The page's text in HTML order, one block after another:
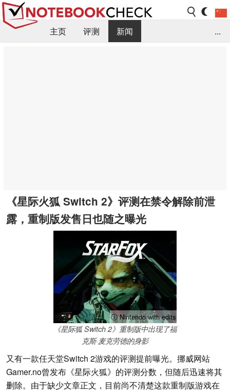
主页 评测
新闻
...
《星际火狐 Switch 2》评测在禁令解除前泄
露，重制版发售日也随之曝光
ⓘ Nintendo with edits
《星际狐 Switch 2》重制版中出现了福
克斯·麦克劳德的身影
又有一款任天堂Switch 2游戏的评测提前曝光。挪威网站
Gamer.no曾发布《星际火狐》的评测分数，但随后迅速将其
删除。由于缺少文章正文，目前尚不清楚这款重制版游戏在